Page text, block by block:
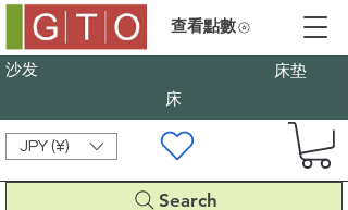
沙发
床垫
床
JPY (¥)
Search
查看點數